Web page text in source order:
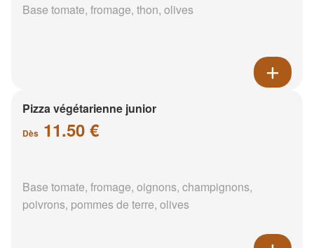
Base tomate, fromage, thon, olives
Pizza végétarienne junior
Dès 11.50 €
Base tomate, fromage, oignons, champignons,
poivrons, pommes de terre, olives